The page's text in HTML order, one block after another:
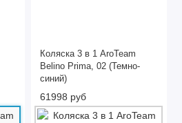
Коляска 3 в 1 AroTeam
Belino Prima, 02 (Темно-
синий)
61998 руб